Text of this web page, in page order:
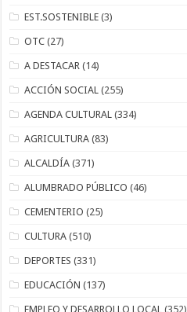
EST.SOSTENIBLE (3)
OTC (27)
A DESTACAR (14)
ACCIÓN SOCIAL (255)
AGENDA CULTURAL (334)
AGRICULTURA (83)
ALCALDÍA (371)
ALUMBRADO PÚBLICO (46)
CEMENTERIO (25)
CULTURA (510)
DEPORTES (331)
EDUCACIÓN (137)
EMPLEO Y DESARROLLO LOCAL (352)